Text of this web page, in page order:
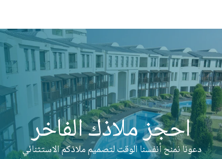
احجز ملاذك الفاخر دعونا نمنح أنفسنا الوقت لتصميم ملاذكم الاستثنائي